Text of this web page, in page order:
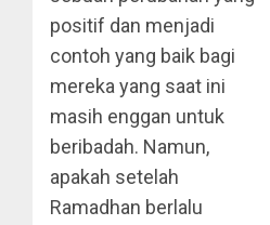
positif dan menjadi
contoh yang baik bagi
mereka yang saat ini
masih enggan untuk
beribadah. Namun,
apakah setelah
Ramadhan berlalu